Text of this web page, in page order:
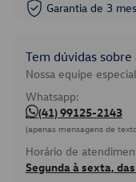
Garantia de 3
Tem dúvidas
Nossa equipe
Whatsapp:
(41) 99125-2143
(apenas mensagens de
Horário de
Segunda à sexta,